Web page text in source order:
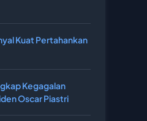
Kuat Pertahankan
Kegagalan
Oscar Piastri